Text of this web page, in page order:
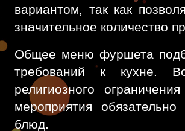
вариантом, так как
значительное количество
Общее меню фуршета
требований к кухне.
религиозного
мероприятия
блюд.